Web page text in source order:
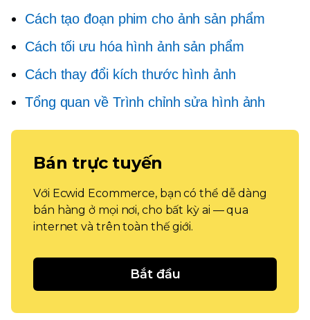
Cách tạo đoạn phim cho ảnh sản phẩm
Cách tối ưu hóa hình ảnh sản phẩm
Cách thay đổi kích thước hình ảnh
Tổng quan về Trình chỉnh sửa hình ảnh
Bán trực tuyến
Với Ecwid Ecommerce, bạn có thể dễ dàng
bán hàng ở mọi nơi, cho bất kỳ ai — qua
internet và trên toàn thế giới.
Bắt đầu